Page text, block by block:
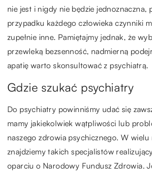
nie jest i nigdy nie będzie jednoznaczna,
przypadku każdego człowieka czynniki
zupełnie inne. Pamiętajmy jednak, że
przewleką bezsenność, nadmierną
apatię warto skonsultować z psychiatrą.
Gdzie szukać psychiatry
Do psychiatry powinniśmy udać się
mamy jakiekolwiek wątpliwości lub
naszego zdrowia psychicznego. W wielu
znajdziemy takich specjalistów
oparciu o Narodowy Fundusz Zdrowia.